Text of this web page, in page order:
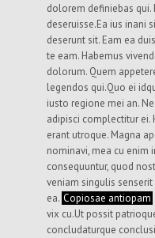
dolorem definiebas qui.
deseruisse.Ea ius inani
deserunt sit. Eam ea
te eam. Habemus
dolorum. Quem
legendos qui.Quo ei
iusto regione mei an.
adipisci complectitur ei.
erant utroque. Magna
nominavi, mea cu enim
consequuntur, quod
veniam singulis
ea. Copiosae antiopam
vix cu.Ut possit
concludaturque